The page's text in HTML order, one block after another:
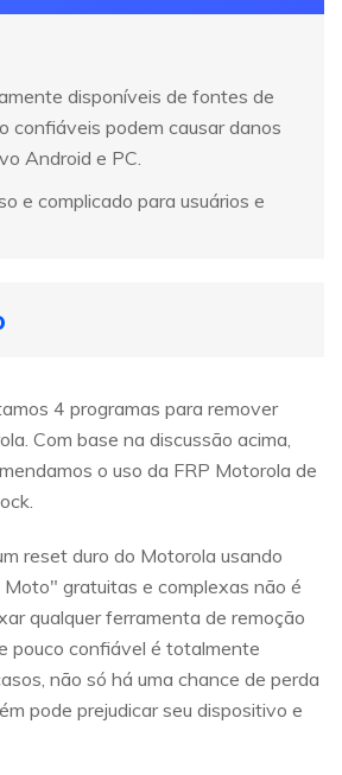
disponíveis de fontes de
confiáveis podem causar danos
Android e PC.
e complicado para usuários e
4 programas para remover
Com base na discussão acima,
o uso da FRP Motorola de
reset duro do Motorola usando
gratuitas e complexas não é
qualquer ferramenta de remoção
pouco confiável é totalmente
não só há uma chance de perda
pode prejudicar seu dispositivo e